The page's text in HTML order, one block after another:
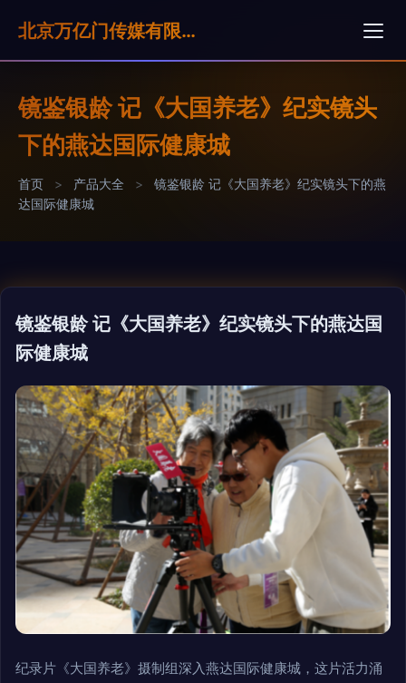
北京万亿门传媒有限公司
镜鉴银龄 记《大国养老》纪实镜头
下的燕达国际健康城
首页 > 产品大全 >
镜鉴银龄 记《大国养老》纪实镜头下的燕
达国际健康城
镜鉴银龄 记《大国养老》纪实镜头下的燕达国
际健康城
纪录片《大国养老》摄制组深入燕达国际健康城，这片活力涌